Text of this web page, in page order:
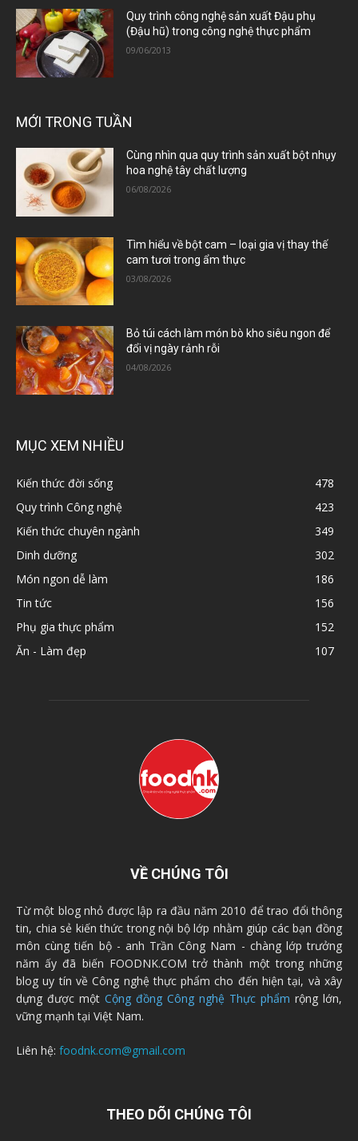
Quy trình công nghệ sản xuất Đậu phụ
(Đậu hũ) trong công nghệ thực phẩm
09/06/2013
MỚI TRONG TUẦN
Cùng nhìn qua quy trình sản xuất bột nhụy
hoa nghệ tây chất lượng
06/08/2026
Tìm hiểu về bột cam – loại gia vị thay thế
cam tươi trong ẩm thực
03/08/2026
Bỏ túi cách làm món bò kho siêu ngon để
đổi vị ngày rảnh rỗi
04/08/2026
MỤC XEM NHIỀU
Kiến thức đời sống
478
Quy trình Công nghệ
423
Kiến thức chuyên ngành
349
Dinh dưỡng
302
Món ngon dễ làm
186
Tin tức
156
Phụ gia thực phẩm
152
Ăn - Làm đẹp
107
VỀ CHÚNG TÔI
Từ một blog nhỏ được lập ra đầu năm 2010 để trao đổi thông
tin, chia sẻ kiến thức trong nội bộ lớp nhằm giúp các bạn đồng
môn cùng tiến bộ - anh Trần Công Nam - chàng lớp trưởng
năm ấy đã biến FOODNK.COM trở thành một trong những
blog uy tín về Công nghệ thực phẩm cho đến hiện tại, và xây
dựng được một Cộng đồng Công nghệ Thực phẩm rộng lớn,
vững mạnh tại Việt Nam.
Liên hệ: foodnk.com@gmail.com
THEO DÕI CHÚNG TÔI